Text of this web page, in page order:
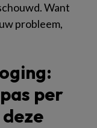
Want
probleem,
per